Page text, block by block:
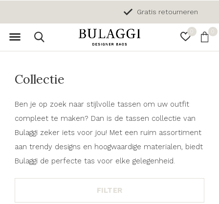
0 0
Gratis retourneren
Collectie
Ben je op zoek naar stijlvolle tassen om uw outfit
compleet te maken? Dan is de tassen collectie van
Bulaggi zeker iets voor jou! Met een ruim assortiment
aan trendy designs en hoogwaardige materialen, biedt
Bulaggi de perfecte tas voor elke gelegenheid.
FILTER